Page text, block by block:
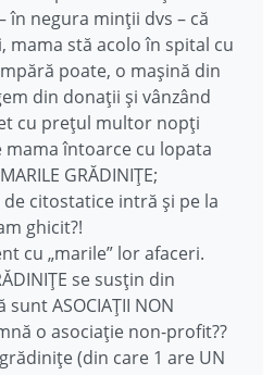
în negura minții dvs – că
mama stă acolo în spital cu
poate, o mașină din
din donații și vânzând
cu prețul multor nopți
întoarce cu lopata
GRĂDINIȚE;
citostatice intră și pe la
ghicit?!
cu „marile” lor afaceri.
se susțin din
ASOCIAȚII NON
o asociație non-profit??
(din care 1 are UN